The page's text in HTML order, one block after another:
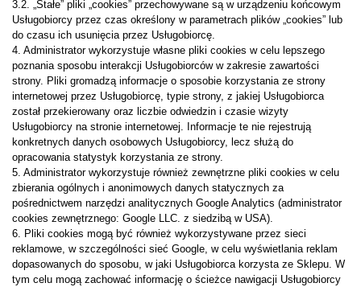
3.2. „Stałe” pliki „cookies” przechowywane są w urządzeniu końcowym
Usługobiorcy przez czas określony w parametrach plików „cookies” lub
do czasu ich usunięcia przez Usługobiorcę.
4. Administrator wykorzystuje własne pliki cookies w celu lepszego
poznania sposobu interakcji Usługobiorców w zakresie zawartości
strony. Pliki gromadzą informacje o sposobie korzystania ze strony
internetowej przez Usługobiorcę, typie strony, z jakiej Usługobiorca
został przekierowany oraz liczbie odwiedzin i czasie wizyty
Usługobiorcy na stronie internetowej. Informacje te nie rejestrują
konkretnych danych osobowych Usługobiorcy, lecz służą do
opracowania statystyk korzystania ze strony.
5. Administrator wykorzystuje również zewnętrzne pliki cookies w celu
zbierania ogólnych i anonimowych danych statycznych za
pośrednictwem narzędzi analitycznych Google Analytics (administrator
cookies zewnętrznego: Google LLC. z siedzibą w USA).
6. Pliki cookies mogą być również wykorzystywane przez sieci
reklamowe, w szczególności sieć Google, w celu wyświetlania reklam
dopasowanych do sposobu, w jaki Usługobiorca korzysta ze Sklepu. W
tym celu mogą zachować informację o ścieżce nawigacji Usługobiorcy